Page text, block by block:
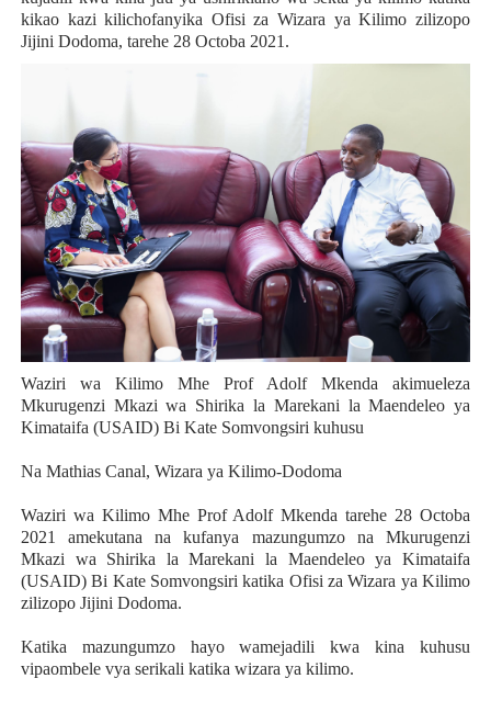
kikao kazi kilichofanyika Ofisi za Wizara ya Kilimo zilizopo
Jijini Dodoma, tarehe 28 Octoba 2021.
Waziri wa Kilimo Mhe Prof Adolf Mkenda akimueleza
Mkurugenzi Mkazi wa Shirika la Marekani la Maendeleo ya
Kimataifa (USAID) Bi Kate Somvongsiri kuhusu
Na Mathias Canal, Wizara ya Kilimo-Dodoma
Waziri wa Kilimo Mhe Prof Adolf Mkenda tarehe 28 Octoba
2021 amekutana na kufanya mazungumzo na Mkurugenzi
Mkazi wa Shirika la Marekani la Maendeleo ya Kimataifa
(USAID) Bi Kate Somvongsiri katika Ofisi za Wizara ya Kilimo
zilizopo Jijini Dodoma.
Katika mazungumzo hayo wamejadili kwa kina kuhusu
vipaombele vya serikali katika wizara ya kilimo.